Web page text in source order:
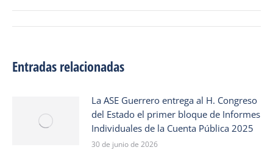
entradas
Entradas relacionadas
La ASE Guerrero entrega al H. Congreso
del Estado el primer bloque de Informes
Individuales de la Cuenta Pública 2025
30 de junio de 2026